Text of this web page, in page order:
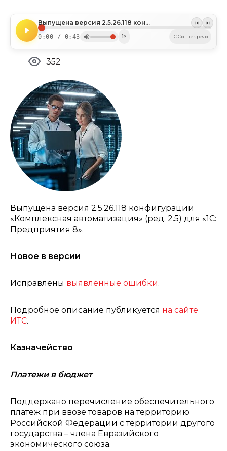
Выпущена версия 2.5.26.118 конфигурации «Комплексная автоматизация»
0:00 / 0:43 1× 1C:Синтез речи
352
Выпущена версия 2.5.26.118 конфигурации
«Комплексная автоматизация» (ред. 2.5) для «1С:
Предприятия 8».
Новое в версии
Исправлены выявленные ошибки.
Подробное описание публикуется на сайте
ИТС.
Казначейство
Платежи в бюджет
Поддержано перечисление обеспечительного
платеж при ввозе товаров на территорию
Российской Федерации с территории другого
государства – члена Евразийского
экономического союза.